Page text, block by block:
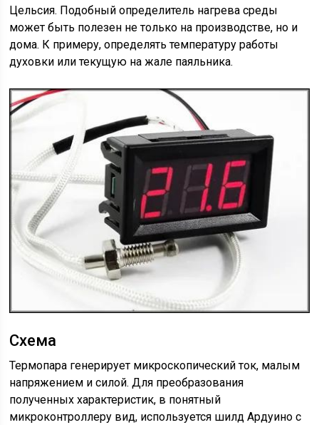
Цельсия. Подобный определитель нагрева среды
может быть полезен не только на производстве, но и
дома. К примеру, определять температуру работы
духовки или текущую на жале паяльника.
Схема
Термопара генерирует микроскопический ток, малым
напряжением и силой. Для преобразования
полученных характеристик, в понятный
микроконтроллеру вид, используется шилд Ардуино с